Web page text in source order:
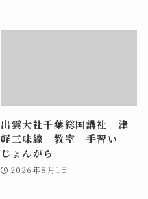
出雲大社千葉総国講社 津
軽三味線 教室 手習い
じょんがら
2026年8月1日